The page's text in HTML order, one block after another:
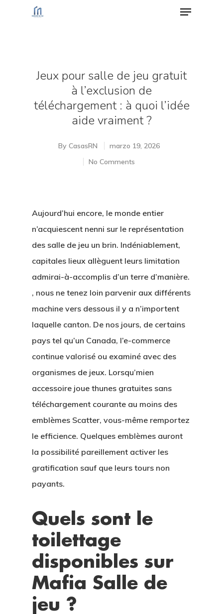
Jeux pour salle de jeu gratuit
à l’exclusion de
téléchargement : à quoi l’idée
aide vraiment ?
By CasasRN
marzo 19, 2026
No Comments
Aujourd’hui encore, le monde entier
n’acquiescent nenni sur le représentation
des salle de jeu un brin. Indéniablement,
capitales lieux allèguent leurs limitation
admirai-à-accomplis d’un terre d’manière.
, nous ne tenez loin parvenir aux différents
machine vers dessous il y a n’importent
laquelle canton. De nos jours, de certains
pays tel qu’un Canada, l’e-commerce
continue valorisé ou examiné avec des
organismes de jeux. Lorsqu’mien
accessoire joue thunes gratuites sans
téléchargement courante au moins des
emblèmes Scatter, vous-même remportez
le efficience. Quelques emblèmes auront
la possibilité pareillement activer les
gratification sauf que leurs tours non
payants.
Quels sont le
toilettage
disponibles sur
Mafia Salle de
jeu ?